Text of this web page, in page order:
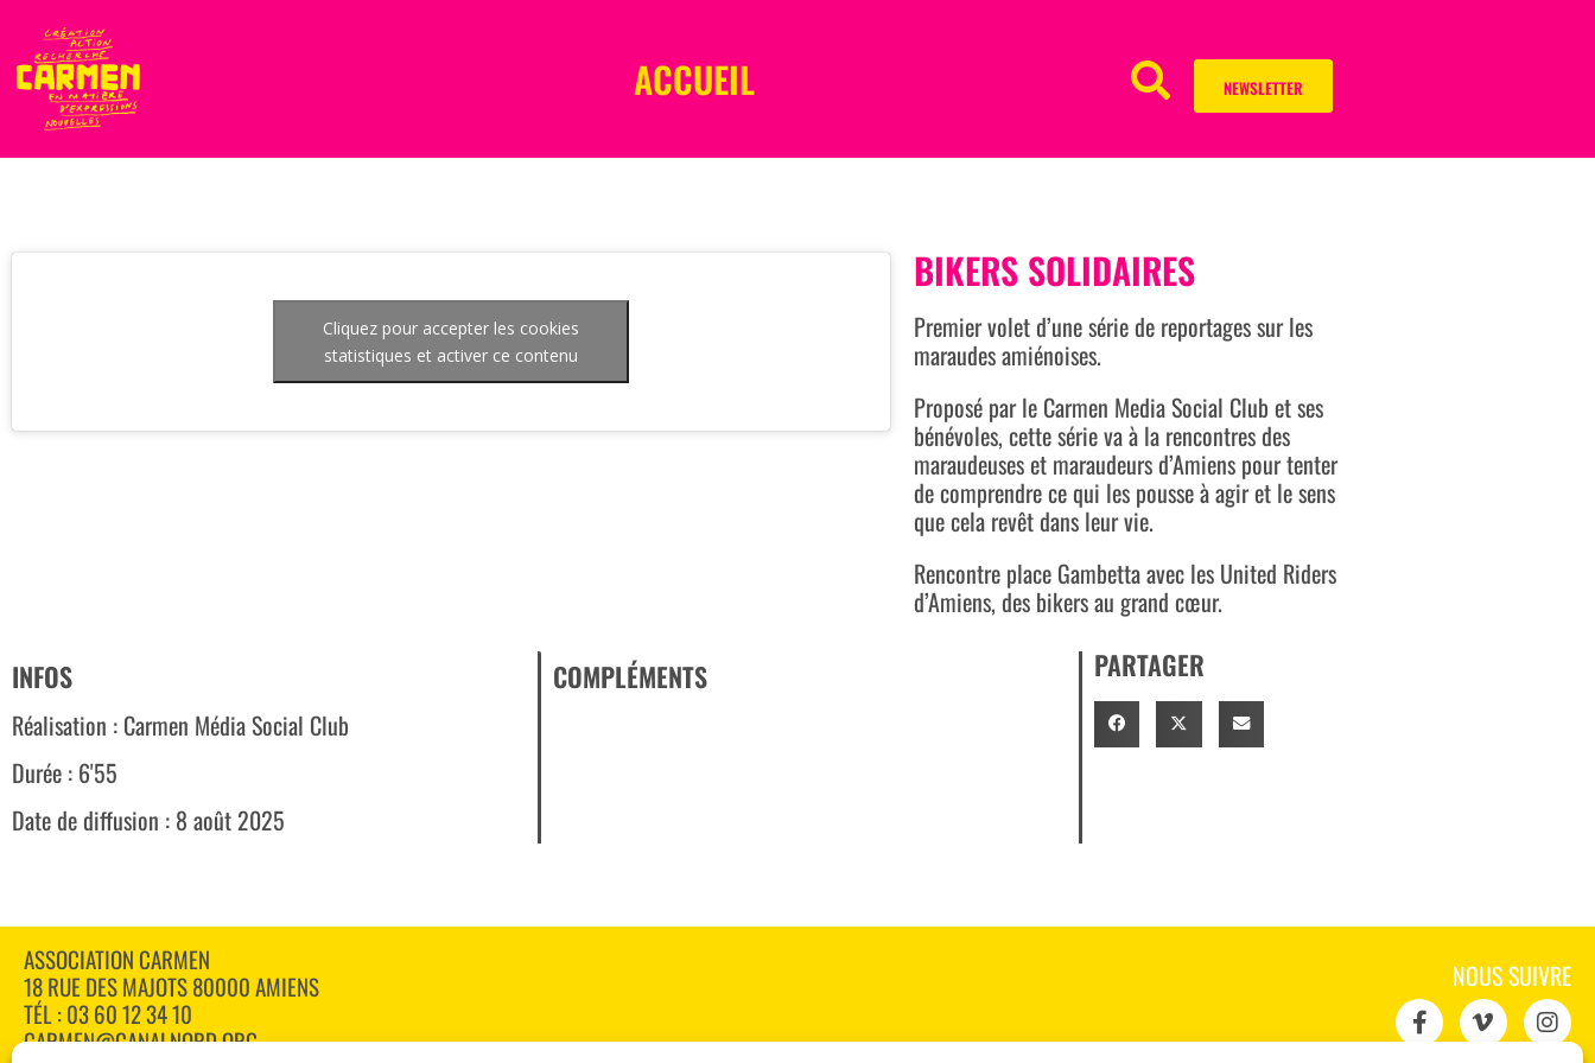
ACCUEIL NEWSLETTER
Cliquez pour accepter les cookies
statistiques et activer ce contenu
BIKERS SOLIDAIRES
Premier volet d’une série de reportages sur les
maraudes amiénoises.
Proposé par le Carmen Media Social Club et ses
bénévoles, cette série va à la rencontres des
maraudeuses et maraudeurs d’Amiens pour tenter
de comprendre ce qui les pousse à agir et le sens
que cela revêt dans leur vie.
Rencontre place Gambetta avec les United Riders
d’Amiens, des bikers au grand cœur.
INFOS
Réalisation : Carmen Média Social Club
Durée : 6'55
Date de diffusion : 8 août 2025
COMPLÉMENTS PARTAGER
ASSOCIATION CARMEN
18 RUE DES MAJOTS 80000 AMIENS
TÉL : 03 60 12 34 10
CARMEN@CANALNORD.ORG
NOUS SUIVRE